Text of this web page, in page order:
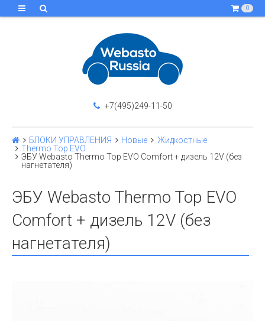
0
+7(495)249-11-50
БЛОКИ УПРАВЛЕНИЯ Новые
Жидкостные
Thermo Top EVO
ЭБУ Webasto Thermo Top EVO Comfort + дизель 12V (без
нагнетателя)
ЭБУ Webasto Thermo Top EVO
Comfort + дизель 12V (без
нагнетателя)